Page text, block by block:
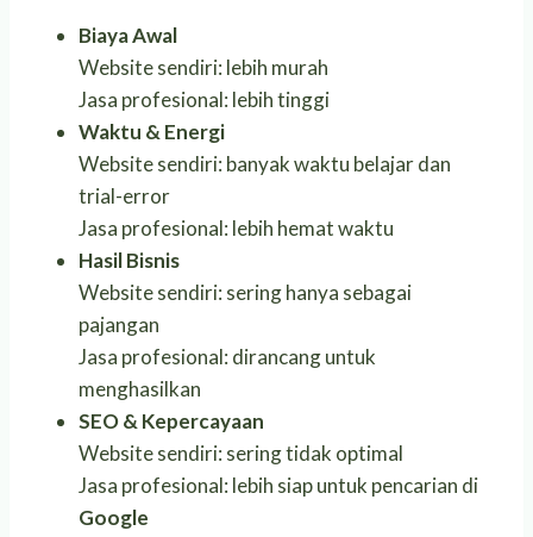
Biaya Awal
Website sendiri: lebih murah
Jasa profesional: lebih tinggi
Waktu & Energi
Website sendiri: banyak waktu belajar dan
trial-error
Jasa profesional: lebih hemat waktu
Hasil Bisnis
Website sendiri: sering hanya sebagai
pajangan
Jasa profesional: dirancang untuk
menghasilkan
SEO & Kepercayaan
Website sendiri: sering tidak optimal
Jasa profesional: lebih siap untuk pencarian di
Google